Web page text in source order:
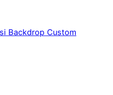
Backdrop Custom